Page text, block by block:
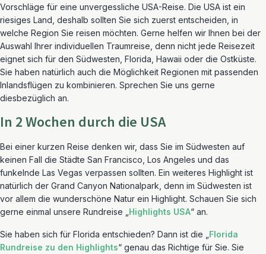
Vorschläge für eine unvergessliche USA-Reise. Die USA ist ein
riesiges Land, deshalb sollten Sie sich zuerst entscheiden, in
welche Region Sie reisen möchten. Gerne helfen wir Ihnen bei der
Auswahl Ihrer individuellen Traumreise, denn nicht jede Reisezeit
eignet sich für den Südwesten, Florida, Hawaii oder die Ostküste.
Sie haben natürlich auch die Möglichkeit Regionen mit passenden
Inlandsflügen zu kombinieren. Sprechen Sie uns gerne
diesbezüglich an.
In 2 Wochen durch die USA
Bei einer kurzen Reise denken wir, dass Sie im Südwesten auf
keinen Fall die Städte San Francisco, Los Angeles und das
funkelnde Las Vegas verpassen sollten. Ein weiteres Highlight ist
natürlich der Grand Canyon Nationalpark, denn im Südwesten ist
vor allem die wunderschöne Natur ein Highlight. Schauen Sie sich
gerne einmal unsere Rundreise „ Highlights USA“ an.
Sie haben sich für Florida entschieden? Dann ist die „ Florida
Rundreise zu den Highlights“ genau das Richtige für Sie. Sie